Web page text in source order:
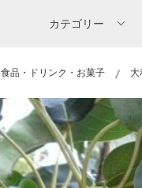
カテゴリー
食品・ドリンク・お菓子 大